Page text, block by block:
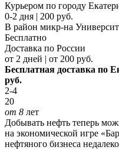
Курьером по городу
0-2 дня | 200 руб.
В район микр-на
Бесплатно
Доставка по России
от 2 дней | от 200 руб.
Бесплатная доставка по
руб.
2-4
20
от 8 лет
Добывать нефть теперь
на экономической игре
нефтяного бизнеса